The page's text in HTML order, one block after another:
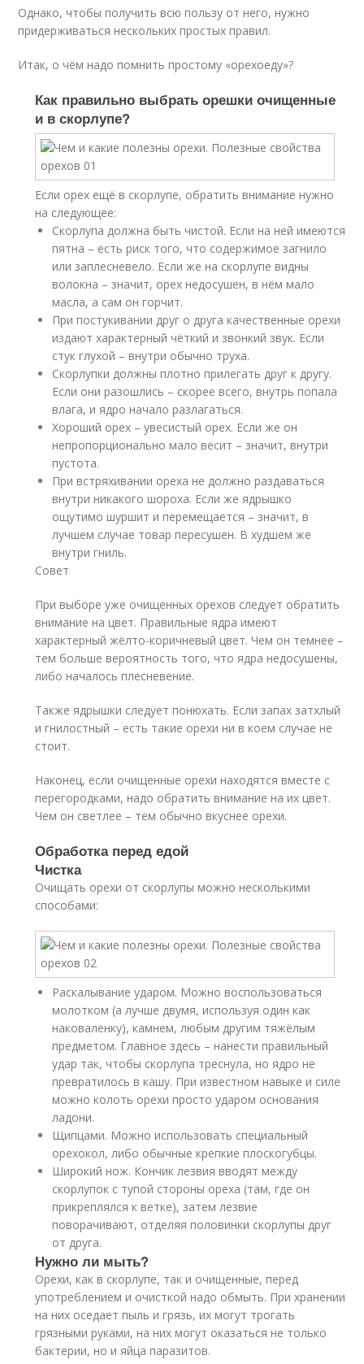
Однако, чтобы получить всю пользу от него, нужно
придерживаться нескольких простых правил.
Итак, о чём надо помнить простому «орехоеду»?
Как правильно выбрать орешки очищенные
и в скорлупе?
Если орех ещё в скорлупе, обратить внимание нужно
на следующее:
Скорлупа должна быть чистой. Если на ней имеются
пятна – есть риск того, что содержимое загнило
или заплесневело. Если же на скорлупе видны
волокна – значит, орех недосушен, в нём мало
масла, а сам он горчит.
При постукивании друг о друга качественные орехи
издают характерный чёткий и звонкий звук. Если
стук глухой – внутри обычно труха.
Скорлупки должны плотно прилегать друг к другу.
Если они разошлись – скорее всего, внутрь попала
влага, и ядро начало разлагаться.
Хороший орех – увесистый орех. Если же он
непропорционально мало весит – значит, внутри
пустота.
При встряхивании ореха не должно раздаваться
внутри никакого шороха. Если же ядрышко
ощутимо шуршит и перемещается – значит, в
лучшем случае товар пересушен. В худшем же
внутри гниль.
Совет
При выборе уже очищенных орехов следует обратить
внимание на цвет. Правильные ядра имеют
характерный жёлто-коричневый цвет. Чем он темнее –
тем больше вероятность того, что ядра недосушены,
либо началось плесневение.
Также ядрышки следует понюхать. Если запах затхлый
и гнилостный – есть такие орехи ни в коем случае не
стоит.
Наконец, если очищенные орехи находятся вместе с
перегородками, надо обратить внимание на их цвет.
Чем он светлее – тем обычно вкуснее орехи.
Обработка перед едой
Чистка
Очищать орехи от скорлупы можно несколькими
способами:
Раскалывание ударом. Можно воспользоваться
молотком (а лучше двумя, используя один как
наковаленку), камнем, любым другим тяжёлым
предметом. Главное здесь – нанести правильный
удар так, чтобы скорлупа треснула, но ядро не
превратилось в кашу. При известном навыке и силе
можно колоть орехи просто ударом основания
ладони.
Щипцами. Можно использовать специальный
орехокол, либо обычные крепкие плоскогубцы.
Широкий нож. Кончик лезвия вводят между
скорлупок с тупой стороны ореха (там, где он
прикреплялся к ветке), затем лезвие
поворачивают, отделяя половинки скорлупы друг
от друга.
Нужно ли мыть?
Орехи, как в скорлупе, так и очищенные, перед
употреблением и очисткой надо обмыть. При хранении
на них оседает пыль и грязь, их могут трогать
грязными руками, на них могут оказаться не только
бактерии, но и яйца паразитов.